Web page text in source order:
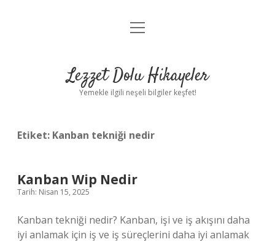
Anasayfa
Yasal Uyarı
menüyü
Lezzet Dolu Hikayeler
Yemekle ilgili neşeli bilgiler keşfet!
Etiket: Kanban tekniği nedir
Kanban Wip Nedir
Tarih: Nisan 15, 2025
Kanban tekniği nedir? Kanban, işi ve iş akışını daha
iyi anlamak için iş ve iş süreçlerini daha iyi anlamak